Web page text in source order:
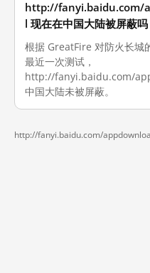
http://fanyi.baidu.com/
l 现在在中国大陆被屏蔽吗
根据 GreatFire 对防火长城
最近一次测试，
http://fanyi.baidu.com/
中国大陆未被屏蔽。
http://fanyi.baidu.com/